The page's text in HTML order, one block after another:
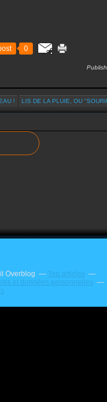
0
! LIS DE LA PLUIE, OU
Overblog
Top articles
et données personnelles